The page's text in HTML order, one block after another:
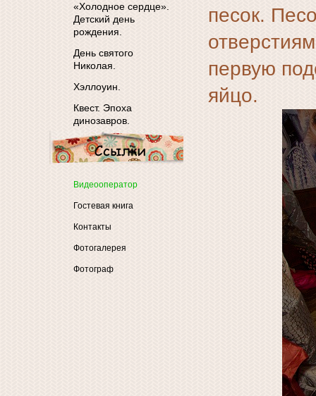
«Холодное сердце».
Детский день
рождения.
День святого
Николая.
Хэллоуин.
Квест. Эпоха
динозавров.
Видеооператор
Гостевая книга
Контакты
Фотогалерея
Фотограф
песок.
первую
яйцо.